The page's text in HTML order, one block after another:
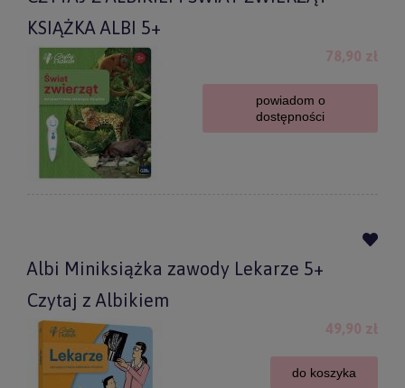
KSIĄŻKA ALBI 5+
78,90 zł
powiadom o
dostępności
Albi Miniksiążka zawody Lekarze 5+
Czytaj z Albikiem
49,90 zł
do koszyka